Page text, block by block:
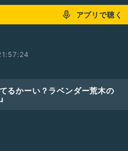
アプリで聴く
るかーい？ラベンダー荒